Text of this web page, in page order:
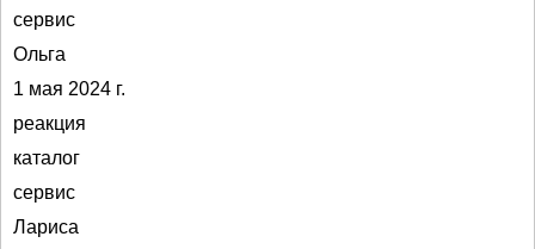
сервис
Ольга
1 мая 2024 г.
реакция
каталог
сервис
Лариса